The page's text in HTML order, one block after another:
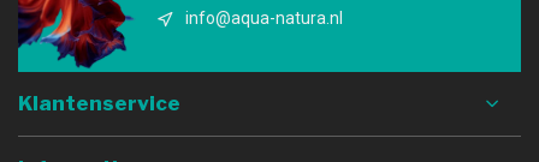
info@aqua-natura.nl
Klantenservice